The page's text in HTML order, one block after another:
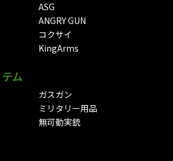
ASG
ANGRY GUN
コクサイ
KingArms
ム
ガスガン
ミリタリー用品
無可動実銃